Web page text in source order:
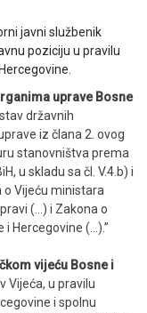
javni službenik
poziciju u pravilu
uprave Bosne
državnih
iz člana 2. ovog
stanovništva prema
u skladu sa čl. V.4.b) i
o Vijeću ministara
(…) i Zakona o
Hercegovine (…).”
vijeću Bosne i
Vijeća, u pravilu
i spolnu